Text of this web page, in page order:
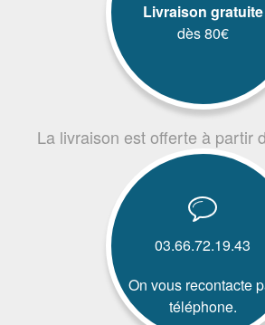
Livraison gratuite
dès 80€
La livraison est offerte à partir
03.66.72.19.43
On vous recontacte
téléphone.